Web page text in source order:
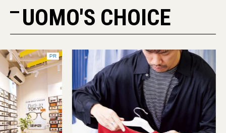
UOMO'S CHOICE
PR